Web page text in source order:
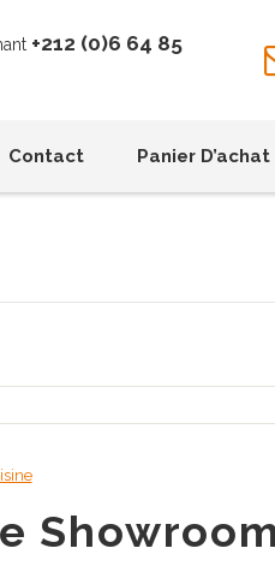
+212 (0)6 64 85
Contact Panier D’achat